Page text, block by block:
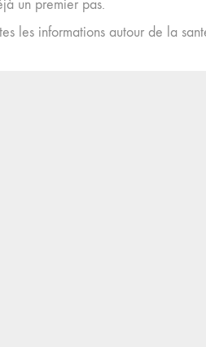
un premier pas.
les informations autour de la